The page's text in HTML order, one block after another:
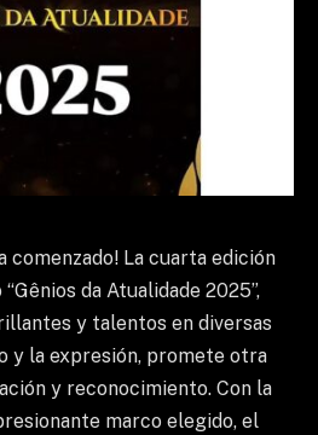
comenzado! La cuarta edición
da Atualidade 2025”,
y talentos en diversas
y la expresión, promete otra
y reconocimiento. Con la
marco elegido, el